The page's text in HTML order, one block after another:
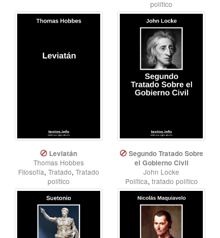
político
Leviatán
Thomas Hobbes
Filosofía, Tratado, Tratado
político
Segundo Tratado Sobre
el Gobierno Civil
John Locke
Política, tratado político